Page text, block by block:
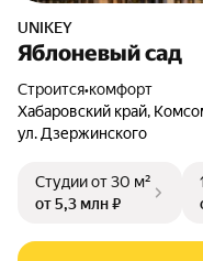
UNIKEY
Яблоневый сад
Строится•комфорт
Хабаровский край,
ул. Дзержинского
Студииот 30 м²
от 5,3 млн ₽